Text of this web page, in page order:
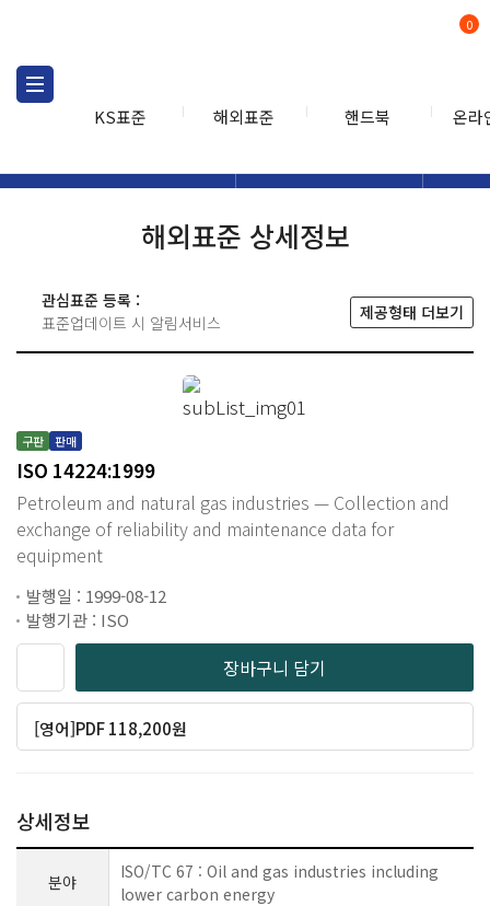
KS표준 해외표준 핸드북 온라
0
해외표준 상세정보
관심표준 등록 :
표준업데이트 시 알림서비스
제공형태 더보기
구판 판매
ISO 14224:1999
Petroleum and natural gas industries — Collection and
exchange of reliability and maintenance data for
equipment
발행일 : 1999-08-12
발행기관 : ISO
장바구니 담기
[영어]PDF 118,200원
상세정보
분야
ISO/TC 67 : Oil and gas industries including
lower carbon energy